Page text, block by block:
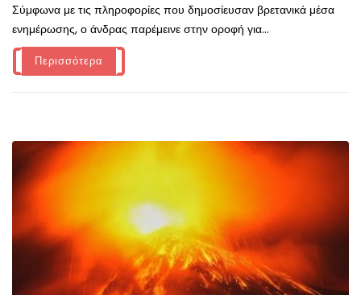
Σύμφωνα με τις πληροφορίες που δημοσίευσαν βρετανικά μέσα
ενημέρωσης, ο άνδρας παρέμεινε στην οροφή για...
Περισσότερα